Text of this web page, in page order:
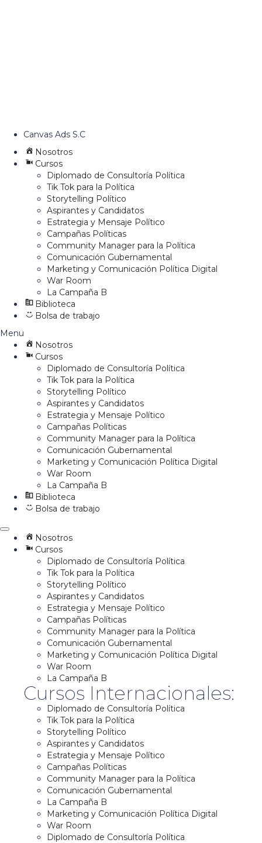
Canvas Ads S.C
Nosotros
Cursos
Diplomado de Consultoría Política
Tik Tok para la Política
Storytelling Político
Aspirantes y Candidatos
Estrategia y Mensaje Político
Campañas Políticas
Community Manager para la Política
Comunicación Gubernamental
Marketing y Comunicación Política Digital
War Room
La Campaña B
Biblioteca
Bolsa de trabajo
Menu
Nosotros
Cursos
Diplomado de Consultoría Política
Tik Tok para la Política
Storytelling Político
Aspirantes y Candidatos
Estrategia y Mensaje Político
Campañas Políticas
Community Manager para la Política
Comunicación Gubernamental
Marketing y Comunicación Política Digital
War Room
La Campaña B
Biblioteca
Bolsa de trabajo
Nosotros
Cursos
Diplomado de Consultoría Política
Tik Tok para la Política
Storytelling Político
Aspirantes y Candidatos
Estrategia y Mensaje Político
Campañas Políticas
Community Manager para la Política
Comunicación Gubernamental
Marketing y Comunicación Política Digital
War Room
La Campaña B
Cursos Internacionales:
Diplomado de Consultoría Política
Tik Tok para la Política
Storytelling Político
Aspirantes y Candidatos
Estrategia y Mensaje Político
Campañas Políticas
Community Manager para la Política
Comunicación Gubernamental
La Campaña B
Marketing y Comunicación Política Digital
War Room
Diplomado de Consultoría Política